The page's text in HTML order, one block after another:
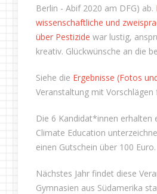
Berlin - Abif 2020 am DFG) ab.
wissenschaftliche und
über Pestizide war lustig,
kreativ. Glückwünsche an die
Siehe die Ergebnisse (Fotos
Veranstaltung mit Vorschlägen
Die 6 Kandidat*innen
Climate Education
einen Gutschein über 100 Euro.
Nächstes Jahr findet diese
Gymnasien aus Südamerika